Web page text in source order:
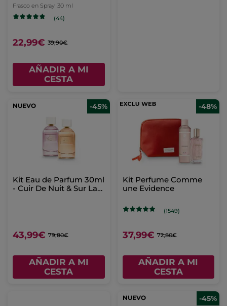
Frasco en Spray 30 ml
(44)
22,99€ 39,90€
AÑADIR A MI
CESTA
NUEVO -45%
Kit Eau de Parfum 30ml
- Cuir De Nuit & Sur La
43,99€ 79,80€
AÑADIR A MI
CESTA
-48%
Kit Perfume Comme
une Evidence
(1549)
37,99€ 72,80€
AÑADIR A MI
CESTA
NUEVO -45%